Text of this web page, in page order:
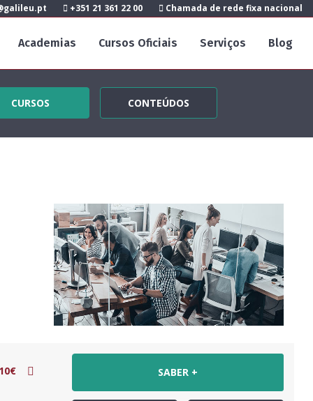
+351 21 361 22 00 Chamada de rede fixa nacional
Academias Cursos Oficiais Serviços Blog
CURSOS CONTEÚDOS
SABER +